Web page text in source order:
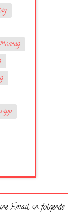
Email an folgende